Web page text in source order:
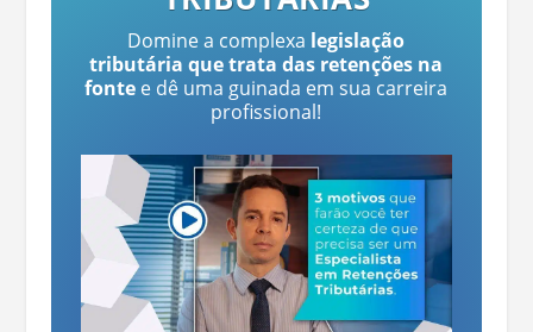
Domine a complexa legislação
tributária que trata das retenções na
fonte e dê uma guinada em sua carreira
profissional!